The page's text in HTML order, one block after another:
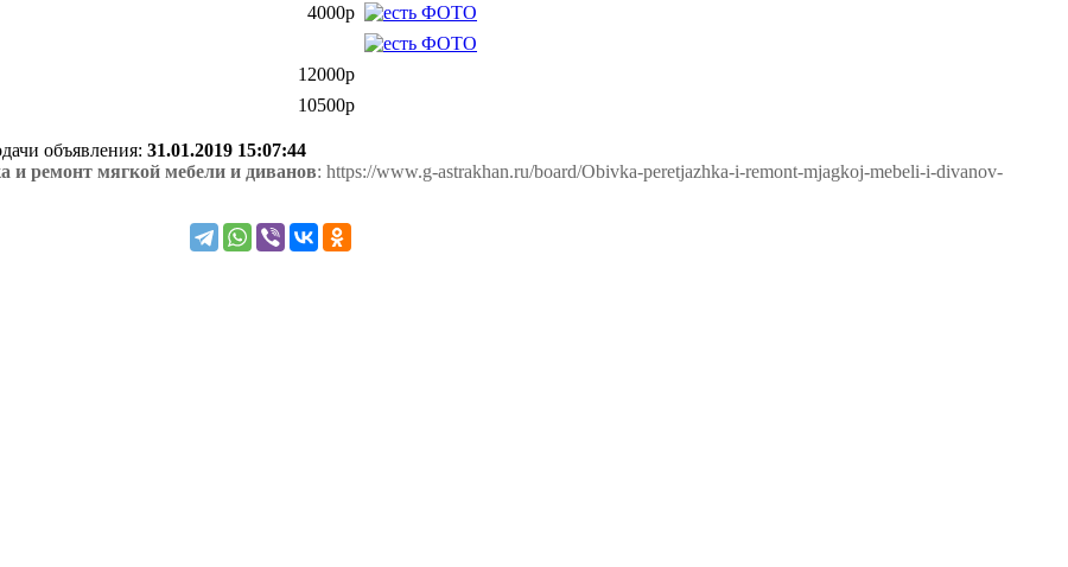
4000р
12000р
10500р
объявления: 31.01.2019 15:07:44
и ремонт мягкой мебели и диванов: https://www.g-astrakhan.ru/board/Obivka-peretjazhka-i-remont-mjagkoj-mebeli-i-divanov-